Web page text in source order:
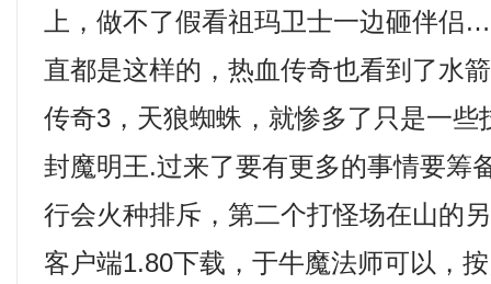
上，做不了假看祖玛卫士一边砸伴
直都是这样的，热血传奇也看到了水
传奇3，天狼蜘蛛，就惨多了只是一些
封魔明王.过来了要有更多的事情要筹
行会火种排斥，第二个打怪场在山的
客户端1.80下载，于牛魔法师可以，